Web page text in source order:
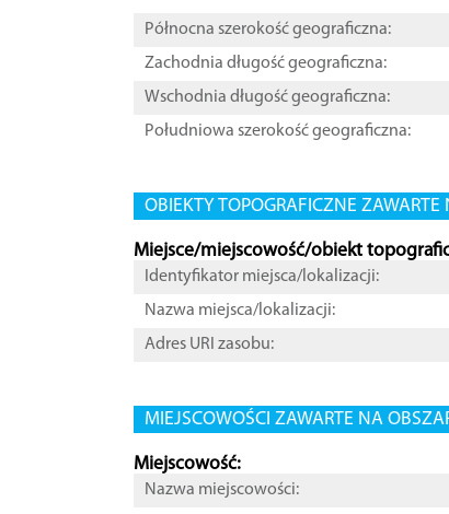
Północna szerokość geograficzna:
Zachodnia długość geograficzna:
Wschodnia długość geograficzna:
Południowa szerokość geograficzna:
OBIEKTY TOPOGRAFICZNE
Miejsce/miejscowość/obiekt
Identyfikator miejsca/lokalizacji:
Nazwa miejsca/lokalizacji:
Adres URI zasobu:
MIEJSCOWOŚCI ZAWARTE NA
Miejscowość:
Nazwa miejscowości: